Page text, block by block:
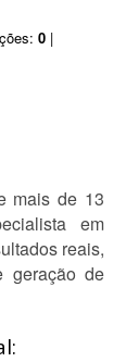
0 |
mais de 13
em
reais,
geração de